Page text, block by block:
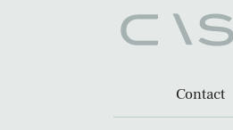
Contact